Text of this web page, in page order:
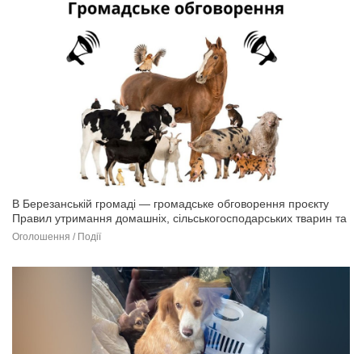
В Березанській громаді — громадське обговорення проєкту
Правил утримання домашніх, сільськогосподарських тварин та
птиці
Оголошення / Події